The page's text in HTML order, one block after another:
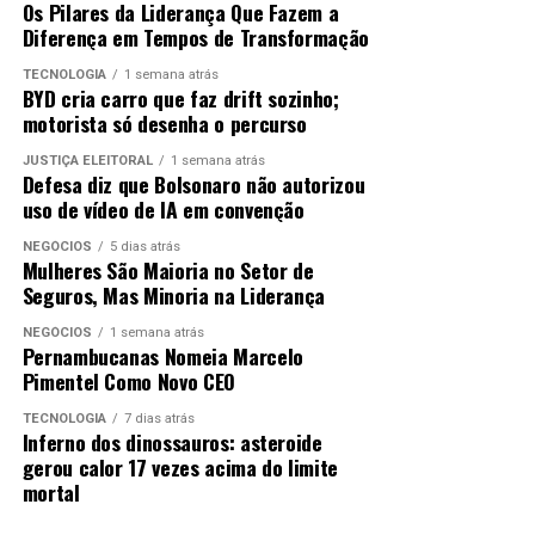
Agencia Brasil
TÓPICOS RELACIONADOS: DESTAQUE
ATÉ A PRÓXIMA
Especialistas apontam desafios para restrição de
celular nas escolas
NÃO PERCA
Índice de abstenção no primeiro dia do Enem cai para
26,6%
Consulplan dará início ao processo de correção e
apuração dos resultados, respeitando os prazos
estabelecidos e garantindo a continuidade do certame
com segurança e transparência.
Fonte: Secom/PMCG
Os Pilares da Liderança Que Fazem a
Diferença em Tempos de Transformação
TECNOLOGIA 1 semana atrás
BYD cria carro que faz drift sozinho;
motorista só desenha o percurso
JUSTIÇA ELEITORAL 1 semana atrás
Defesa diz que Bolsonaro não autorizou
uso de vídeo de IA em convenção
NEGÓCIOS 5 dias atrás
Mulheres São Maioria no Setor de
Seguros, Mas Minoria na Liderança
NEGÓCIOS 1 semana atrás
Pernambucanas Nomeia Marcelo
Pimentel Como Novo CEO
TECNOLOGIA 7 dias atrás
Inferno dos dinossauros: asteroide
gerou calor 17 vezes acima do limite
mortal